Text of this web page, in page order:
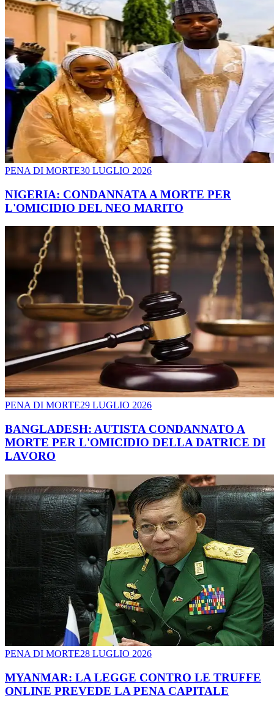
PENA DI MORTE30 LUGLIO 2026
NIGERIA: CONDANNATA A MORTE PER
L'OMICIDIO DEL NEO MARITO
PENA DI MORTE29 LUGLIO 2026
BANGLADESH: AUTISTA CONDANNATO A
MORTE PER L'OMICIDIO DELLA DATRICE DI
LAVORO
PENA DI MORTE28 LUGLIO 2026
MYANMAR: LA LEGGE CONTRO LE TRUFFE
ONLINE PREVEDE LA PENA CAPITALE